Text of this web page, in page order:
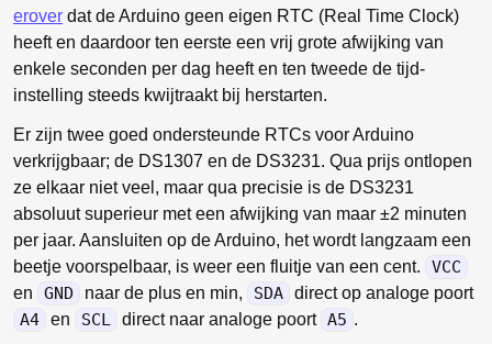
erover dat de Arduino geen eigen RTC (Real Time Clock)
heeft en daardoor ten eerste een vrij grote afwijking van
enkele seconden per dag heeft en ten tweede de tijd-
instelling steeds kwijtraakt bij herstarten.
Er zijn twee goed ondersteunde RTCs voor Arduino
verkrijgbaar; de DS1307 en de DS3231. Qua prijs ontlopen
ze elkaar niet veel, maar qua precisie is de DS3231
absoluut superieur met een afwijking van maar ±2 minuten
per jaar. Aansluiten op de Arduino, het wordt langzaam een
beetje voorspelbaar, is weer een fluitje van een cent.
VCC
en GND naar de plus en min, SDA direct op analoge poort
A4 en SCL direct naar analoge poort A5 .